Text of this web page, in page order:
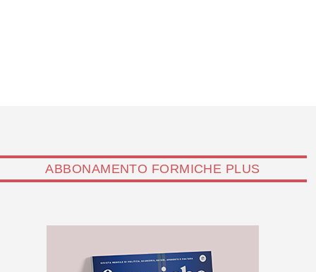
ABBONAMENTO FORMICHE PLUS